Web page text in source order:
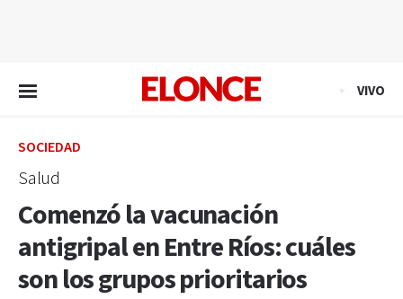
VIVO
SOCIEDAD
Salud
Comenzó la vacunación
antigripal en Entre Ríos: cuáles
son los grupos prioritarios